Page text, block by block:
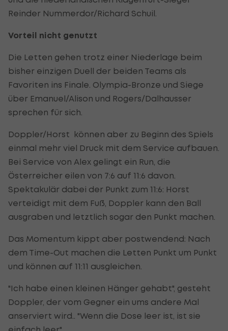
Reinder Nummerdor/Richard Schuil.
Vorteil nicht genutzt
Die Letten gehen trotz einer Niederlage beim
bisher einzigen Duell der beiden Teams als
Favoriten ins Finale. Olympia-Bronze und Siege
über Emanuel/Alison und Rogers/Dalhausser
sprechen für sich.
Doppler/Horst können aber zu Beginn des Spiels
einmal mehr viel Druck mit dem Service aufbauen.
Bei Service von Alex gelingt ein Run, die
Österreicher eilen von 7:6 auf 11:6 davon.
Spektakulär dabei der Punkt zum 11:6: Horst
verteidigt mit dem Fuß, Doppler kann den Ball
ausgraben und letztlich sogar den Punkt machen.
Das Momentum kippt aber postwendend: Nach
dem Time-Out machen die Letten Punkt um Punkt
und können auf 11:11 ausgleichen.
"Ich habe einen kleinen Hänger gehabt", gesteht
Doppler, der vom Gegner ein ums andere Mal
anserviert wird.. "Wenn die Dose leer ist, ist sie